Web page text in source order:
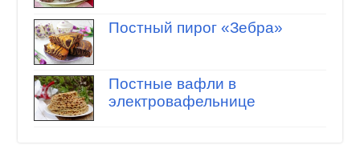
Постный пирог «Зебра»
Постные вафли в
электровафельнице